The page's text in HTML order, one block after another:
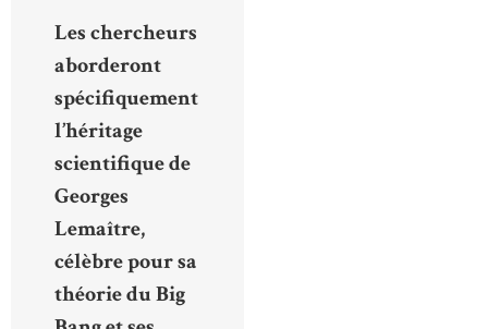
Les chercheurs
aborderont
spécifiquement
l’héritage
scientifique de
Georges
Lemaître,
célèbre pour sa
théorie du Big